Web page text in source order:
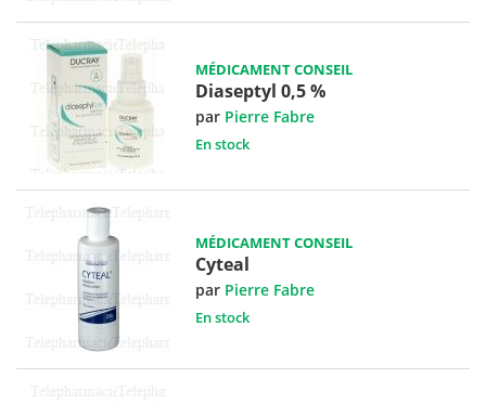
MÉDICAMENT CONSEIL
Diaseptyl 0,5 %
par Pierre Fabre
En stock
MÉDICAMENT CONSEIL
Cyteal
par Pierre Fabre
En stock